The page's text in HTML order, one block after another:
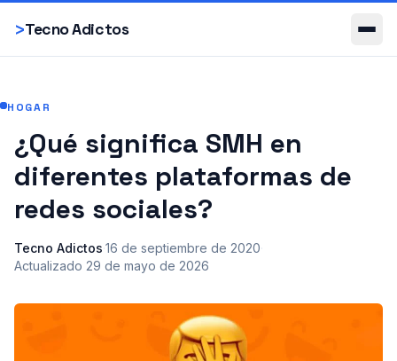
>Tecno Adictos
Smartphones
HOGAR
¿Qué significa SMH en
diferentes plataformas de
redes sociales?
Tecno Adictos·16 de septiembre de 2020·
Actualizado 29 de mayo de 2026